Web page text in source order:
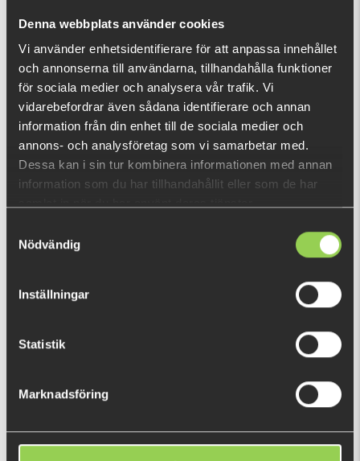
Denna webbplats använder cookies
Vi använder enhetsidentifierare för att anpassa innehållet
och annonserna till användarna, tillhandahålla funktioner
för sociala medier och analysera vår trafik. Vi
vidarebefordrar även sådana identifierare och annan
information från din enhet till de sociala medier och
annons- och analysföretag som vi samarbetar med.
Dessa kan i sin tur kombinera informationen med annan
information som du har tillhandahållit eller som de har
Nödvändig
Inställningar
Statistik
Marknadsföring
Photofish Fatnose Shad
23cm,60gr, 1-pack
Photofish Flatnose Dragon
27cm,50gr, 1-pack
Photofish Flatnose Shad